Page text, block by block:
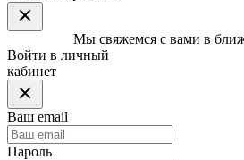
Мы свяжемся с вами в
Войти в личный
кабинет
Ваш email
Пароль